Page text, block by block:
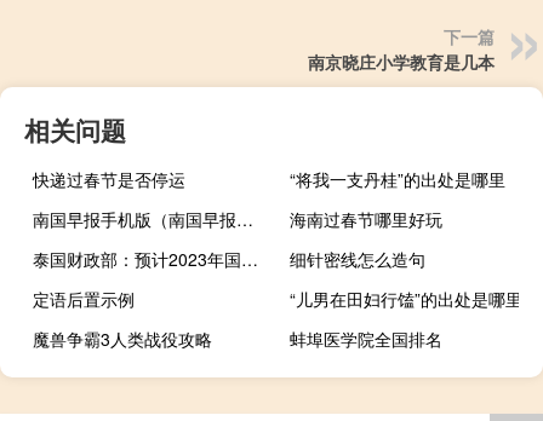
下一篇
南京晓庄小学教育是几本
相关问题
快递过春节是否停运
“将我一支丹桂”的出处是哪里
南国早报手机版（南国早报电子版在线）
海南过春节哪里好玩
泰国财政部：预计2023年国内生产总值增长2.7%此前预计为3.5%；预计2024年国内生产总值增长率为3.2%
细针密线怎么造句
定语后置示例
“儿男在田妇行馌”的出处是哪里
魔兽争霸3人类战役攻略
蚌埠医学院全国排名